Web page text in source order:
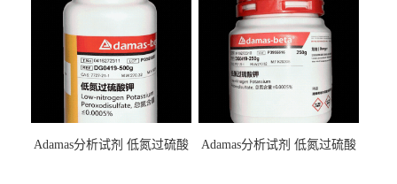
Adamas分析试剂 低氮过硫酸
Adamas分析试剂 低氮过硫酸